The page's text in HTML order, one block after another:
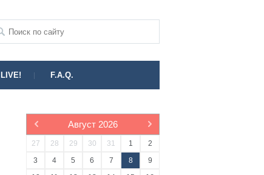
LIVE! F.A.Q.
Август 2026
27 28 29 30 31 1
2
3
4 5 6 7 8
9